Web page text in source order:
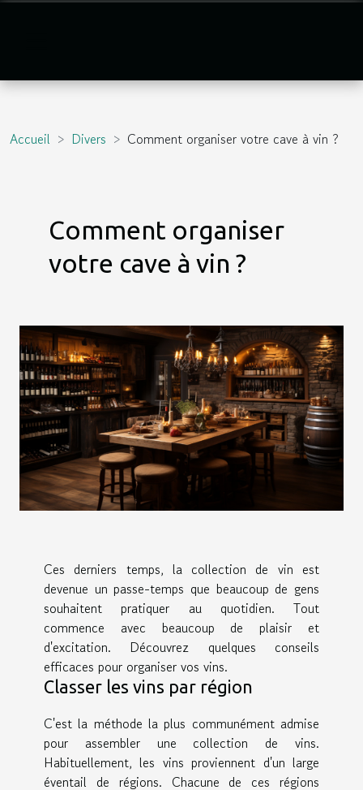
Accueil Divers Comment organiser votre cave à vin ?
Comment organiser
votre cave à vin ?
Ces derniers temps, la collection de vin est
devenue un passe-temps que beaucoup de gens
souhaitent pratiquer au quotidien. Tout
commence avec beaucoup de plaisir et
d'excitation. Découvrez quelques conseils
efficaces pour organiser vos vins.
Classer les vins par région
C'est la méthode la plus communément admise
pour assembler une collection de vins.
Habituellement, les vins proviennent d'un large
éventail de régions. Chacune de ces régions